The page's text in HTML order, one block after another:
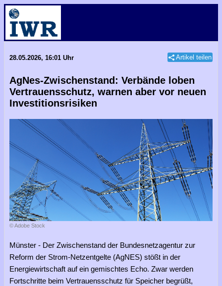
28.05.2026, 16:01 Uhr Artikel teilen
AgNes-Zwischenstand: Verbände loben
Vertrauensschutz, warnen aber vor neuen
Investitionsrisiken
© Adobe Stock
Münster - Der Zwischenstand der Bundesnetzagentur zur
Reform der Strom-Netzentgelte (AgNES) stößt in der
Energiewirtschaft auf ein gemischtes Echo. Zwar werden
Fortschritte beim Vertrauensschutz für Speicher begrüßt,